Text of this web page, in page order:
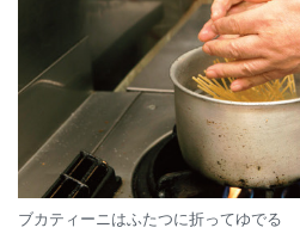
ブカティーニはふたつに折ってゆでる